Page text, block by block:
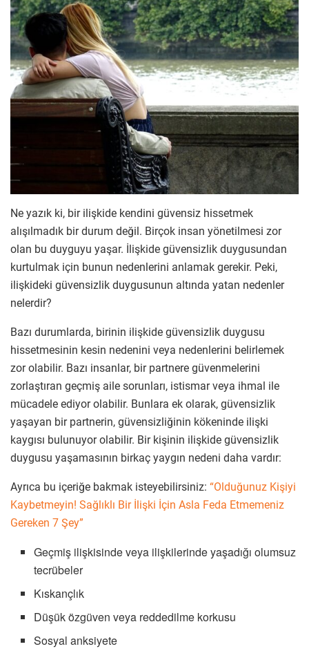
Ne yazık ki, bir ilişkide kendini güvensiz hissetmek
alışılmadık bir durum değil. Birçok insan yönetilmesi zor
olan bu duyguyu yaşar. İlişkide güvensizlik duygusundan
kurtulmak için bunun nedenlerini anlamak gerekir. Peki,
ilişkideki güvensizlik duygusunun altında yatan nedenler
nelerdir?
Bazı durumlarda, birinin ilişkide güvensizlik duygusu
hissetmesinin kesin nedenini veya nedenlerini belirlemek
zor olabilir. Bazı insanlar, bir partnere güvenmelerini
zorlaştıran geçmiş aile sorunları, istismar veya ihmal ile
mücadele ediyor olabilir. Bunlara ek olarak, güvensizlik
yaşayan bir partnerin, güvensizliğinin kökeninde ilişki
kaygısı bulunuyor olabilir. Bir kişinin ilişkide güvensizlik
duygusu yaşamasının birkaç yaygın nedeni daha vardır:
Ayrıca bu içeriğe bakmak isteyebilirsiniz: “Olduğunuz Kişiyi
Kaybetmeyin! Sağlıklı Bir İlişki İçin Asla Feda Etmemeniz
Gereken 7 Şey”
Geçmiş ilişkisinde veya ilişkilerinde yaşadığı olumsuz
tecrübeler
Kıskançlık
Düşük özgüven veya reddedilme korkusu
Sosyal anksiyete